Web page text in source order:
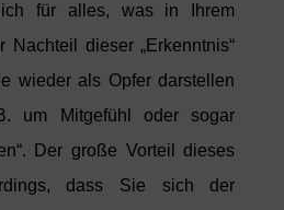
für alles, was in Ihrem
Nachteil dieser „Erkenntnis“
wieder als Opfer darstellen
um Mitgefühl oder sogar
Der große Vorteil dieses
dass Sie sich der